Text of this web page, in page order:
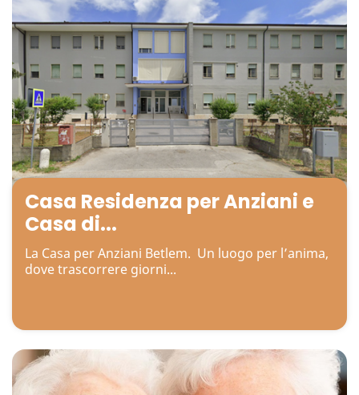
Casa Residenza per Anziani e
Casa di...
La Casa per Anziani Betlem. Un luogo per l’anima,
dove trascorrere giorni...